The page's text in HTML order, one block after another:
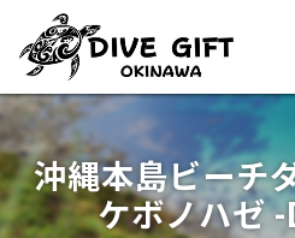
沖縄本島ビー
ケボノハゼ